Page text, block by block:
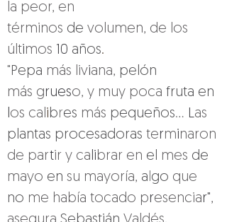
la peor, en
términos de volumen, de los
últimos 10 años.
"Pepa más liviana, pelón
más grueso, y muy poca fruta en
los calibres más pequeños... Las
plantas procesadoras terminaron
de partir y calibrar en el mes de
mayo en su mayoría, algo que
no me había tocado presenciar",